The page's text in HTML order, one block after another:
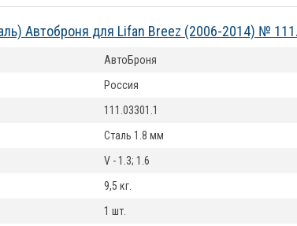
Автоброня для Lifan Breez (2006-2014) №
АвтоБроня
Россия
111.03301.1
Сталь 1.8 мм
V - 1.3; 1.6
9,5 кг.
1 шт.